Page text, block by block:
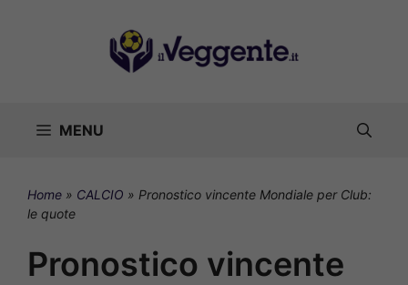
MENU
Home » CALCIO » Pronostico vincente Mondiale per Club:
le quote
Pronostico vincente